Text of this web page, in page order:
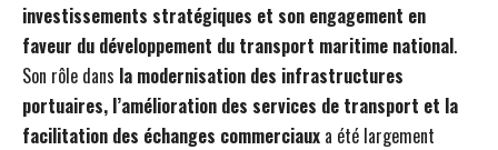
investissements stratégiques et son engagement en
faveur du développement du transport maritime national.
Son rôle dans la modernisation des infrastructures
portuaires, l’amélioration des services de transport et la
facilitation des échanges commerciaux a été largement